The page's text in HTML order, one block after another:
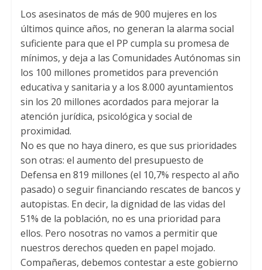
Los asesinatos de más de 900 mujeres en los
últimos quince años, no generan la alarma social
suficiente para que el PP cumpla su promesa de
mínimos, y deja a las Comunidades Autónomas sin
los 100 millones prometidos para prevención
educativa y sanitaria y a los 8.000 ayuntamientos
sin los 20 millones acordados para mejorar la
atención jurídica, psicológica y social de
proximidad.
No es que no haya dinero, es que sus prioridades
son otras: el aumento del presupuesto de
Defensa en 819 millones (el 10,7% respecto al año
pasado) o seguir financiando rescates de bancos y
autopistas. En decir, la dignidad de las vidas del
51% de la población, no es una prioridad para
ellos. Pero nosotras no vamos a permitir que
nuestros derechos queden en papel mojado.
Compañeras, debemos contestar a este gobierno